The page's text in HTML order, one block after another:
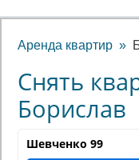
Аренда квартир
Снять
Борислав
Шевченко 99